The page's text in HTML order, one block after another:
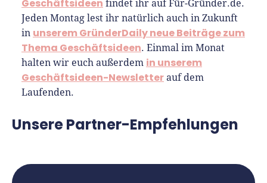
Geschäftsideen findet ihr auf Für-Gründer.de.
Jeden Montag lest ihr natürlich auch in Zukunft
in unserem GründerDaily neue Beiträge zum
Thema Geschäftsideen. Einmal im Monat
halten wir euch außerdem in unserem
Geschäftsideen-Newsletter auf dem
Laufenden.
Unsere Partner-Empfehlungen